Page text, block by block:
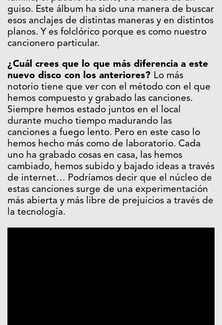
guiso. Este álbum ha sido una manera de buscar
esos anclajes de distintas maneras y en distintos
planos. Y es folclórico porque es como nuestro
cancionero particular.
¿Cuál crees que lo que más diferencia a este
nuevo disco con los anteriores? Lo más
notorio tiene que ver con el método con el que
hemos compuesto y grabado las canciones.
Siempre hemos estado juntos en el local
durante mucho tiempo madurando las
canciones a fuego lento. Pero en este caso lo
hemos hecho más como de laboratorio. Cada
uno ha grabado cosas en casa, las hemos
cambiado, hemos subido y bajado ideas a través
de internet… Podríamos decir que el núcleo de
estas canciones surge de una experimentación
más abierta y más libre de prejuicios a través de
la tecnología.